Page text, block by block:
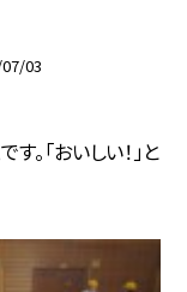
03
。「おいしい！」と